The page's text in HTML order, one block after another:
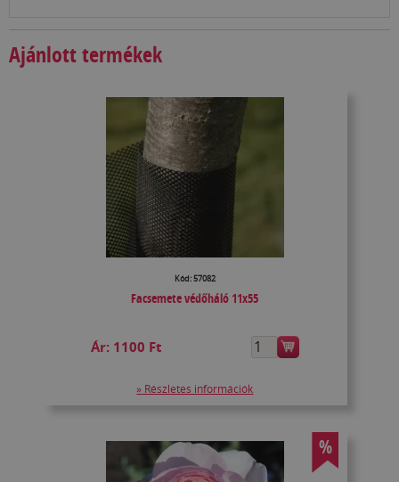
Ajánlott termékek
Kód: 57082
Facsemete védőháló 11x55
Ár: 1100 Ft
» Részletes információk
%